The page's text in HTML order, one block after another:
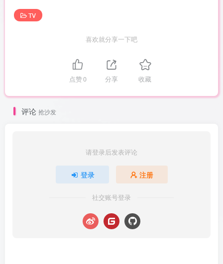
TV
喜欢就分享一下吧
点赞0 分享 收藏
评论 抢沙发
请登录后发表评论
登录 注册
社交账号登录